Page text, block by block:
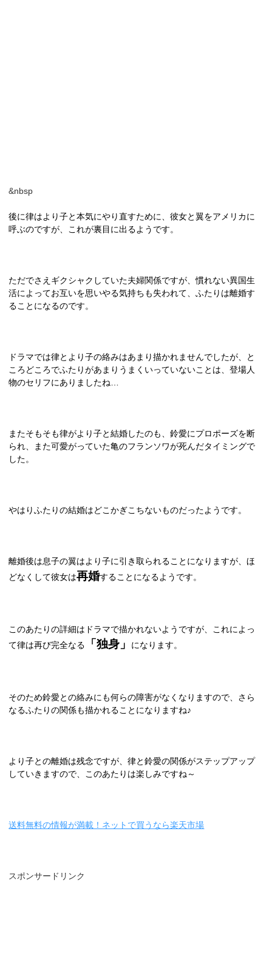
&nbsp
後に律はより子と本気にやり直すために、彼女と翼をアメリカに
呼ぶのですが、これが裏目に出るようです。
ただでさえギクシャクしていた夫婦関係ですが、慣れない異国生
活によってお互いを思いやる気持ちも失われて、ふたりは離婚す
ることになるのです。
ドラマでは律とより子の絡みはあまり描かれませんでしたが、と
ころどころでふたりがあまりうまくいっていないことは、登場人
物のセリフにありましたね…
またそもそも律がより子と結婚したのも、鈴愛にプロポーズを断
られ、また可愛がっていた亀のフランソワが死んだタイミングで
した。
やはりふたりの結婚はどこかぎこちないものだったようです。
離婚後は息子の翼はより子に引き取られることになりますが、ほ
どなくして彼女は再婚することになるようです。
このあたりの詳細はドラマで描かれないようですが、これによっ
て律は再び完全なる
「独身」 になります。
そのため鈴愛との絡みにも何らの障害がなくなりますので、さら
なるふたりの関係も描かれることになりますね♪
より子との離婚は残念ですが、律と鈴愛の関係がステップアップ
していきますので、このあたりは楽しみですね～
送料無料の情報が満載！ネットで買うなら楽天市場
スポンサードリンク